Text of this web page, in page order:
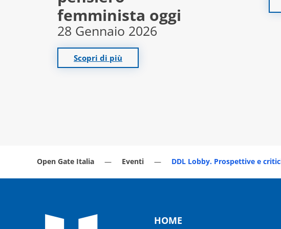
femminista oggi
28 Gennaio 2026
Scopri di più
Open Gate Italia Eventi DDL Lobby. Prospettive e
HOME